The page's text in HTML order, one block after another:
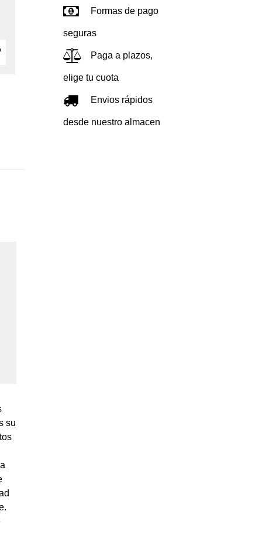
su
Formas de pago
seguras
Paga a plazos,
elige tu cuota
Envios rápidos
desde nuestro almacen